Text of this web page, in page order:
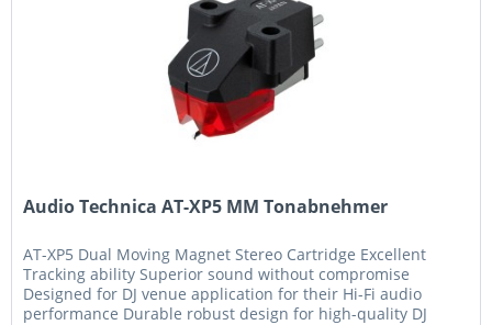
Audio Technica AT-XP5 MM Tonabnehmer
AT-XP5 Dual Moving Magnet Stereo Cartridge Excellent
Tracking ability Superior sound without compromise
Designed for DJ venue application for their Hi-Fi audio
performance Durable robust design for high-quality DJ